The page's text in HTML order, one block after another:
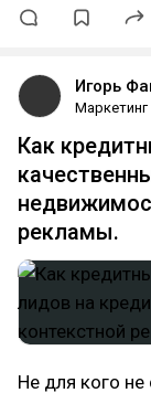
Игорь
Маркетинг
Как
рекламы.
Не для кого не